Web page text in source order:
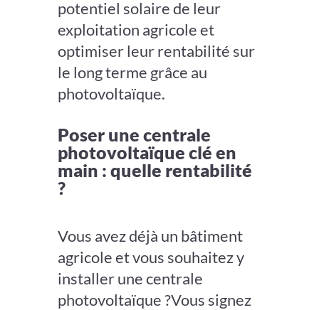
potentiel solaire de leur
exploitation agricole et
optimiser leur rentabilité sur
le long terme grâce au
photovoltaïque.
Poser une centrale
photovoltaïque clé en
main : quelle rentabilité
?
Vous avez déjà un bâtiment
agricole et vous souhaitez y
installer une centrale
photovoltaïque ?Vous signez